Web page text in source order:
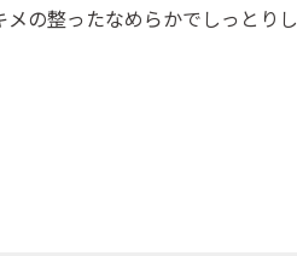
の整ったなめらかでしっとりし